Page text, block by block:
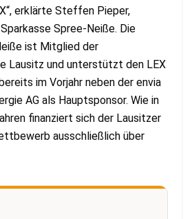
erklärte Steffen Pieper,
Spree-Neiße. Die
ist Mitglied der
Lausitz und unterstützt den LEX
im Vorjahr neben der envia
AG als Hauptsponsor. Wie in
finanziert sich der Lausitzer
ausschließlich über